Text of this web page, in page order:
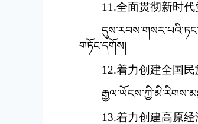
11.全面贯彻新时
གཏོང་དགོས།
12.着力创建全国
13.着力创建高原